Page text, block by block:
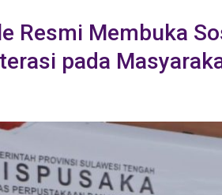
Resmi Membuka
pada